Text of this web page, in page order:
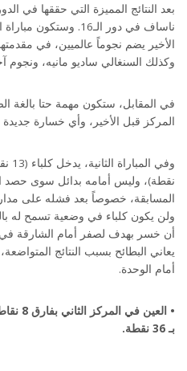
بعد النتائج المميزة التي حققها في
ناساف في دور الـ16.
الأخير يضم نجوماً عالميين، في
وكذلك السنغالي ساديو مانيه، ونجوم
في المقابل، ستكون مهمة حتا
المركز قبل الأخير، وأي خسارة
نقطة)، وليس أمامه بدائل سوى حصد
المسابقة، خصوصاً بعد فشله على
ولن يكون كلباء في وضعية تسمح له
أن خسر بهدف لصفر أمام الشارقة في
أمام الوحدة.
•
بـ 36 نقطة.